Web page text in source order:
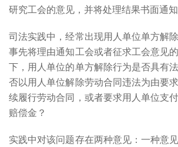
研究工会的意见，并将处理结果书面通知
司法实践中，经常出现用人单位单方解
事先将理由通知工会或者征求工会意见
下，用人单位的单方解除行为是否具有
否以用人单位解除劳动合同违法为由要
续履行劳动合同，或者要求用人单位支
赔偿金？
实践中对该问题存在两种意见：一种意